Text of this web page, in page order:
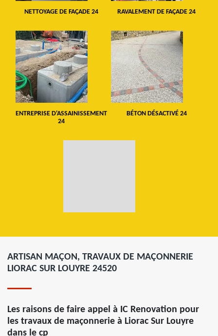
NETTOYAGE DE FAÇADE 24 RAVALEMENT DE FAÇADE 24
ENTREPRISE D'ASSAINISSEMENT
24
BÉTON DÉSACTIVÉ 24
ARTISAN MAÇON, TRAVAUX DE MAÇONNERIE
LIORAC SUR LOUYRE 24520
Les raisons de faire appel à IC Renovation pour
les travaux de maçonnerie à Liorac Sur Louyre
dans le cp